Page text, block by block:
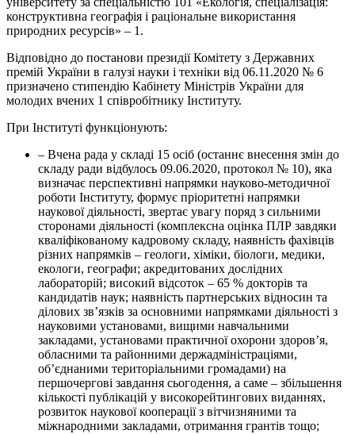
конструктивна географія і раціональне використання
природних ресурсів» – 1 .
Відповідно до постанови президії Комітету з Державних
премій України в галузі науки і техніки від 06.11.2020 № 6
призначено стипендію Кабінету Міністрів України для
молодих вчених 1 співробітнику Інституту.
При Інституті функціонують:
– Вчена рада у складі 15 осіб (останнє внесення змін до
складу ради відбулось 09.06.2020, протокол № 10), яка
визначає перспективні напрямки науково-методичної
роботи Інституту, формує пріоритетні напрямки
наукової діяльності, звертає увагу поряд з сильними
сторонами діяльності (комплексна оцінка ПЛР завдяки
кваліфікованому кадровому складу, наявність фахівців
різних напрямків – геологи, хіміки, біологи, медики,
екологи, географи; акредитованих дослідних
лабораторій; високий відсоток – 65 % докторів та
кандидатів наук; наявність партнерських відносин та
ділових зв’язків за основними напрямками діяльності з
науковими установами, вищими навчальними
закладами, установами практичної охорони здоров’я,
обласними та районними держадміністраціями,
об’єднаними територіальними громадами) на
першочергові завдання сьогодення, а саме – збільшення
кількості публікацій у високорейтингових виданнях,
розвиток наукової кооперації з вітчизняними та
міжнародними закладами, отримання грантів тощо;